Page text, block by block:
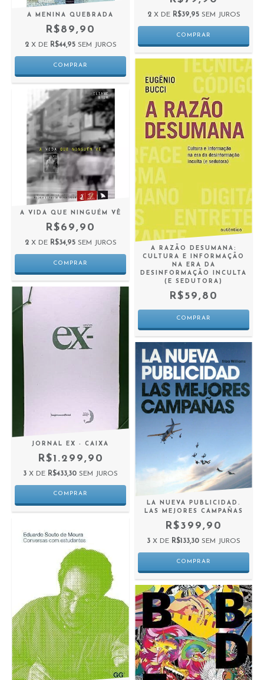
A MENINA QUEBRADA
R$89,90
2 X DE R$44,95 SEM JUROS
2 X DE R$39,95 SEM JUROS
A VIDA QUE NINGUÉM VÊ
R$69,90
2 X DE R$34,95 SEM JUROS
A RAZÃO DESUMANA:
CULTURA E INFORMAÇÃO
NA ERA DA
DESINFORMAÇÃO INCULTA
(E SEDUTORA)
R$59,80
JORNAL EX - CAIXA
R$1.299,90
3 X DE R$433,30 SEM JUROS
LA NUEVA PUBLICIDAD.
LAS MEJORES CAMPAÑAS
R$399,90
3 X DE R$133,30 SEM JUROS